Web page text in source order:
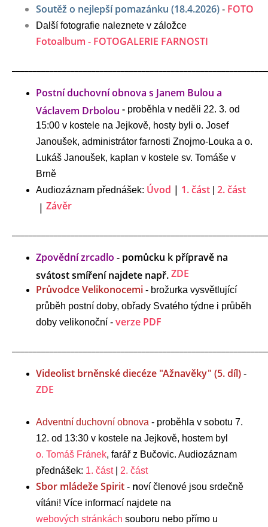
Soutěž o nejlepší pomazánku (18.4.2026) - FOTO
Další fotografie naleznete v záložce
Fotoalbum - FOTOGALERIE FARNOSTI
Postní duchovní obnova s Janem Bulou a
Václavem Drbolou - proběhla v neděli 22. 3. od
15:00 v kostele na Jejkově, hosty byli o. Josef
Janoušek, administrátor farnosti Znojmo-Louka a o.
Lukáš Janoušek, kaplan v kostele sv. Tomáše v
Brně
Audiozáznam přednášek: Úvod | 1. část 2. část
| Závěr
Zpovědní zrcadlo - pomůcku k přípravě na
svátost smíření najdete např. ZDE
Průvodce Velikonocemi - brožurka vysvětlující
průběh postní doby, obřady Svatého týdne i průběh
doby velikonoční - verze PDF
Videolist brněnské diecéze "Ažnavěky" (5. díl) -
ZDE
Adventní duchovní obnova - proběhla v sobotu 7.
12. od 13:30 v kostele na Jejkově, hostem byl
o. Tomáš Fránek, farář z Bučovic. Audiozáznam
přednášek: 1. část| 2. část
Sbor mládeže Spirit - noví členové jsou srdečně
vítáni! Více informací najdete na
webových stránkách souboru nebo přímo u